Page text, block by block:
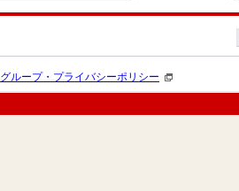
グループ・プライバシーポリシー